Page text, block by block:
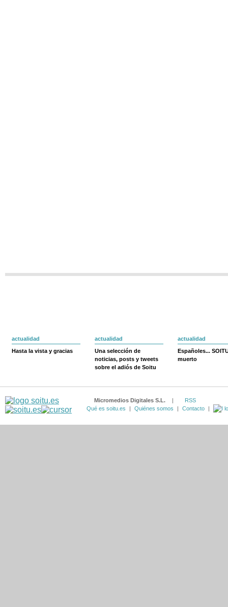
actualidad
Hasta la vista y gracias
actualidad
Una selección de
noticias, posts y tweets
sobre el adiós de Soitu
actualidad
Españoles...
muerto
Micromedios Digitales S.L. |
RSS
Qué es soitu.es
| Quiénes somos | Contacto |